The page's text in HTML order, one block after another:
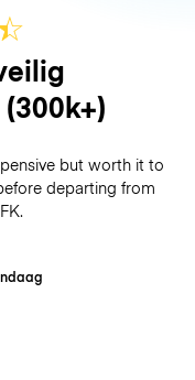
(300k+)
but worth it to
departing from